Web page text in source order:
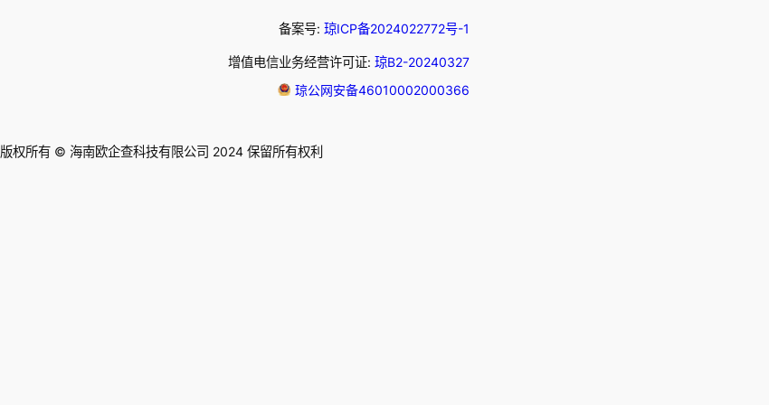
备案号: 琼ICP备2024022772号-1
增值电信业务经营许可证: 琼B2-20240327
琼公网安备46010002000366
版权所有 © 海南欧企查科技有限公司 2024 保留所有权利